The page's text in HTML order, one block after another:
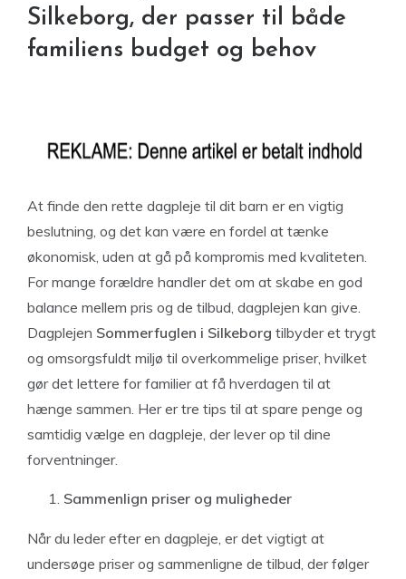
Silkeborg, der passer til både
familiens budget og behov
At finde den rette dagpleje til dit barn er en vigtig
beslutning, og det kan være en fordel at tænke
økonomisk, uden at gå på kompromis med kvaliteten.
For mange forældre handler det om at skabe en god
balance mellem pris og de tilbud, dagplejen kan give.
Dagplejen Sommerfuglen i Silkeborg tilbyder et trygt
og omsorgsfuldt miljø til overkommelige priser, hvilket
gør det lettere for familier at få hverdagen til at
hænge sammen. Her er tre tips til at spare penge og
samtidig vælge en dagpleje, der lever op til dine
forventninger.
Sammenlign priser og muligheder
Når du leder efter en dagpleje, er det vigtigt at
undersøge priser og sammenligne de tilbud, der følger